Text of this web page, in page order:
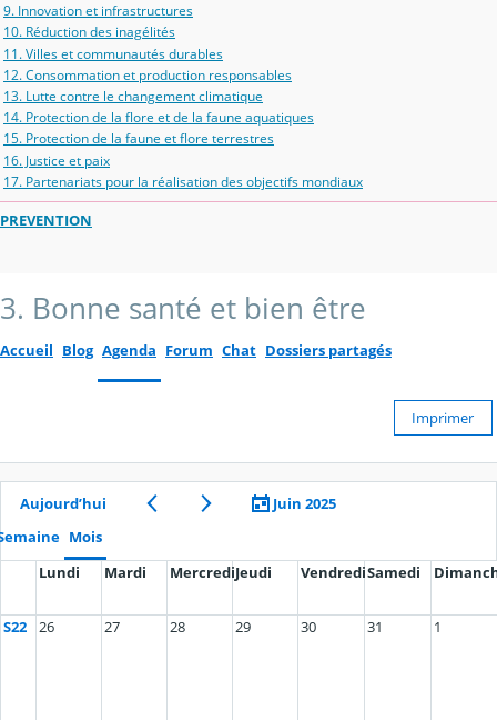
9. Innovation et infrastructures
10. Réduction des inagélités
11. Villes et communautés durables
12. Consommation et production responsables
13. Lutte contre le changement climatique
14. Protection de la flore et de la faune aquatiques
15. Protection de la faune et flore terrestres
16. Justice et paix
17. Partenariats pour la réalisation des objectifs mondiaux
PREVENTION
3. Bonne santé et bien être
Accueil Blog Agenda Forum Chat Dossiers partagés
Imprimer
Aujourd’hui
Juin 2025
Mois
Lundi
Mardi MercrediJeudi VendrediSamedi
S22 26 27 28 29 30 31 1